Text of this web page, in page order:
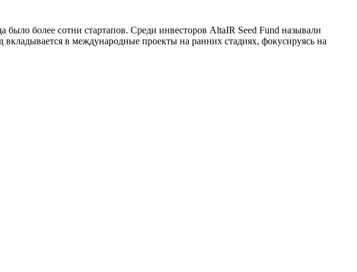
более сотни стартапов. Среди инвесторов AltaIR Seed Fund называли
в международные проекты на ранних стадиях, фокусируясь на